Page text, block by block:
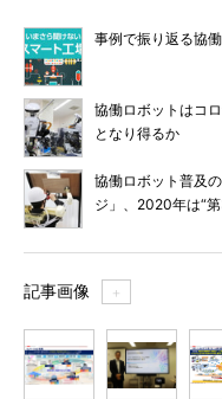
事例で振り返る協
協働ロボットはコ
となり得るか
協働ロボット普及
ジ」、2020年は“
記事画像 ＋